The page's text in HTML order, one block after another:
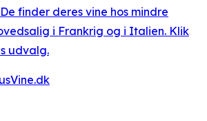
finder deres vine hos mindre
i Frankrig og i Italien. Klik
udvalg.